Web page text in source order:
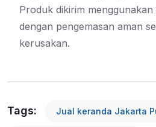
Produk dikirim
dengan pengemasan aman
kerusakan.
Tags: Jual keranda Jakarta